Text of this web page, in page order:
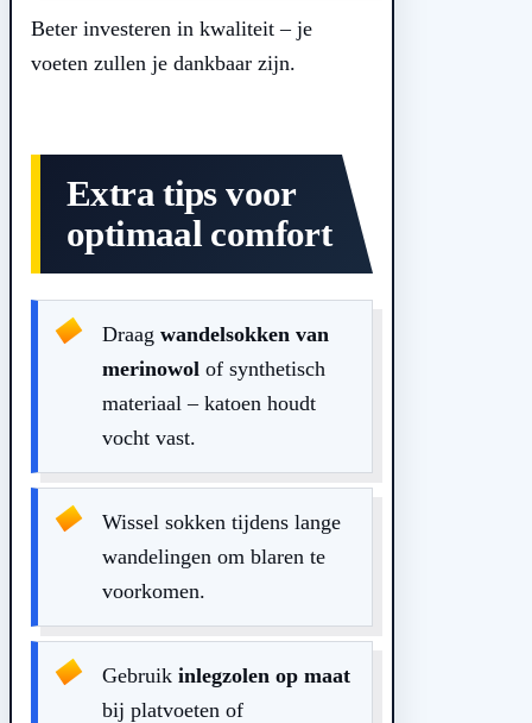
Beter investeren in kwaliteit – je
voeten zullen je dankbaar zijn.
Extra tips voor
optimaal comfort
Draag wandelsokken van
merinowol of synthetisch
materiaal – katoen houdt
vocht vast.
Wissel sokken tijdens lange
wandelingen om blaren te
voorkomen.
Gebruik inlegzolen op maat
bij platvoeten of